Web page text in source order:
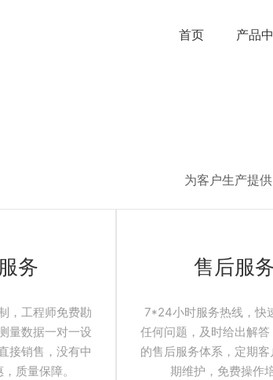
首页 产品
为客户生产提
务
，工程师免费勘
量数据一对一设
接销售，没有中
质量保障。
售后服
7*24小时服务热线，快
任何问题，及时给出解
的售后服务体系，定期
期维护，免费操作培